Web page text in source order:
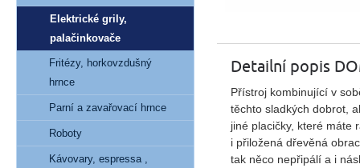
Detailní popis
Přístroj kombinující v
těchto sladkých dobrot,
jiné placičky, které máte
i přiložená dřevěná
tak něco nepřipálí a i
Elektrické grily,
palačinkovače
Fritézy, horkovzdušný
hrnce
Parní a zavařovací hrnce
Roboty
Kávovary, espressa ,